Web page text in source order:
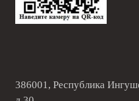
386001, Республика